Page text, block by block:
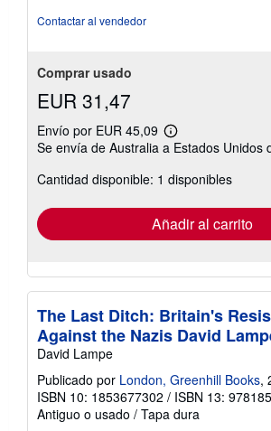
Contactar al vendedor
Comprar usado
EUR 31,47
Envío por EUR 45,09
Más
información
las
tarifas
envío
Se envía de Australia a Estados Unidos
Cantidad disponible: 1 disponibles
Añadir al carrito
The Last Ditch: Britain's
Against the Nazis David
David Lampe
Publicado por London, Greenhill Books,
ISBN 10: 1853677302 / ISBN 13:
Antiguo o usado / Tapa dura